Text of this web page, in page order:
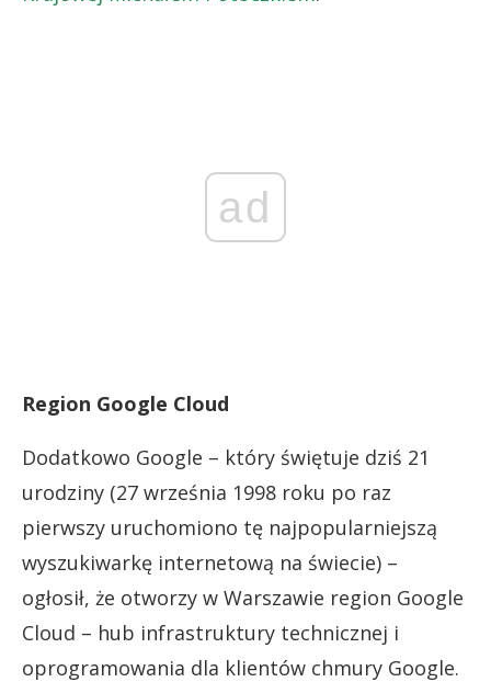
ad
Region Google Cloud
Dodatkowo Google – który świętuje dziś 21
urodziny (27 września 1998 roku po raz
pierwszy uruchomiono tę najpopularniejszą
wyszukiwarkę internetową na świecie) –
ogłosił, że otworzy w Warszawie region Google
Cloud – hub infrastruktury technicznej i
oprogramowania dla klientów chmury Google.